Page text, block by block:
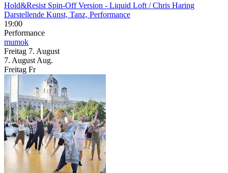
Hold&Resist Spin-Off Version - Liquid Loft / Chris Haring
Darstellende Kunst, Tanz, Performance
19:00
Performance
mumok
Freitag 7. August
7. August Aug.
Freitag Fr